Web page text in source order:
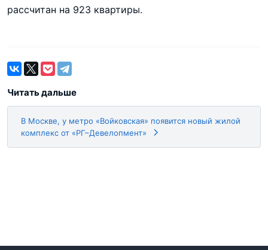
рассчитан на 923 квартиры.
Читать дальше
В Москве, у метро «Войковская» появится новый жилой
комплекс от «РГ–Девелопмент»